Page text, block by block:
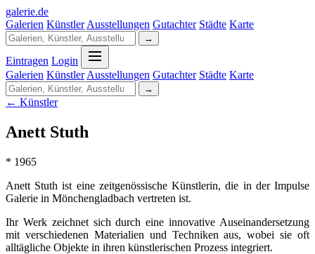
galerie.de
Galerien Künstler Ausstellungen Gutachter Städte Karte
→
Eintragen Login
Galerien Künstler Ausstellungen Gutachter Städte Karte
→
← Künstler
Anett Stuth
* 1965
Anett Stuth ist eine zeitgenössische Künstlerin, die in der Impulse
Galerie in Mönchengladbach vertreten ist.
Ihr Werk zeichnet sich durch eine innovative Auseinandersetzung
mit verschiedenen Materialien und Techniken aus, wobei sie oft
alltägliche Objekte in ihren künstlerischen Prozess integriert.